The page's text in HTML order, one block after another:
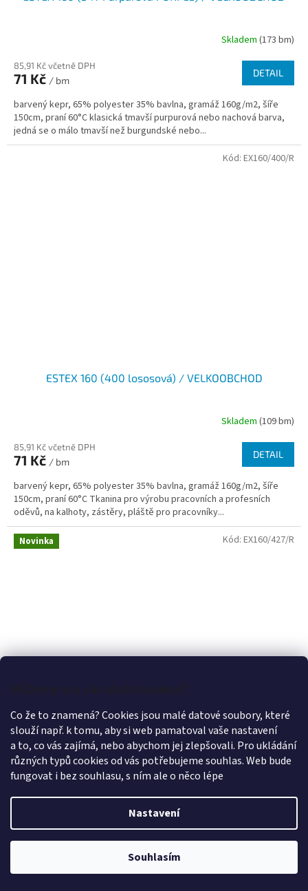
Můžeme si u vás uložit cookies?
Co že to znamená? Cookies jsou malé datové soubory, které
slouží např. k tomu, aby si web pamatoval vaše nastavení
a to, co vás zajímá, nebo abychom jej zlepšovali. Pro ukládání
různých typů cookies od vás potřebujeme souhlas. Web bude
fungovat i bez souhlasu, s ním ale o něco lépe
Nastavení
Souhlasím
Skladem (173 bm)
85,91 Kč včetně DPH
71 Kč / bm
DETAIL
barvený kepr, 65% polyester 35% bavlna, gramáž 160g/m2, šíře
150cm, praní 60°C klasická tmavší purpurová nebo nachová barva,
jedná se o málo tmavší než burgundské nebo...
ESTEX 160 (400 lososová) / VELKOOBCHOD
Skladem (109 bm)
85,91 Kč včetně DPH
71 Kč / bm
DETAIL
barvený kepr, 65% polyester 35% bavlna, gramáž 160g/m2, šíře
150cm, praní 60°C Tkanina pro výrobu pracovních a profesních
oděvů, na kalhoty, zástěry, pláště pro pracovníky...
Kód: EX160/400/R
Novinka
ESTEX 160 (427 růžová MAGENTA) / VELKOOBCHOD
Skladem(106 bm)
85,91 Kč včetně DPH
71 Kč/ bm
Kód: EX160/427/R